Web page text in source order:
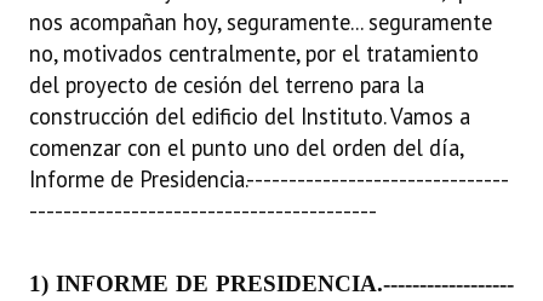
Resoluciones de Presidencia
INSTITUCIONAL
Antiguos Pobladores
Noticias Destacadas
Registros y Distinciones
nos acompañan hoy, seguramente... seguramente
no, motivados centralmente, por el tratamiento
del proyecto de cesión del terreno para la
construcción del edificio del Instituto. Vamos a
comenzar con el punto uno del orden del día,
Informe de Presidencia.-------------------------------
-----------------------------------------
1) INFORME DE PRESIDENCIA.------------------